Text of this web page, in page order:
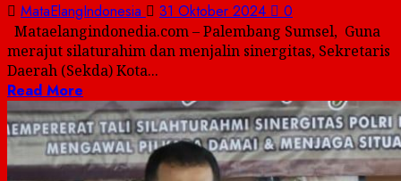
MataElangIndonesia 31 Oktober 2024 0
Mataelangindonedia.com – Palembang Sumsel, Guna
merajut silaturahim dan menjalin sinergitas, Sekretaris
Daerah (Sekda) Kota...
Read More